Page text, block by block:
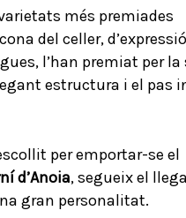
més premiades
del celler, d’expressió
l’han premiat per la
estructura i el pas
per emportar-se el
d’Anoia, segueix el
gran personalitat.